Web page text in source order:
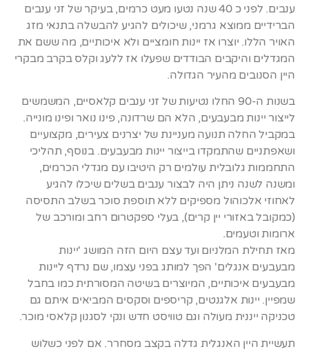
ענבים. לפני כ 40 שנה נטעו מעט כרמים, בעיקר של זני ענבים
הברידיים ממוצא גרמני, שיכולים להגיע להבשלה בתנאי מזג
האויר הללו. יוצרו אז יינות חומציים ולא איכותיים, מה ששם את
המגדלים והיקבים הבודדים שפעלו אז ללעג וקלס בקרב מבקרי
היין הסנובים מהעיר הגדולה.
בשנות ה-90 החלו נטיעות של זני ענבים קלאסיים, המשמשים
לייצור יינות מבעבעים, הלא הם שרדונה, פינו נואר ופינו מונייה.
במקביל החלה תנועה מעניינת של יצרנים צעירים, מקצועיים
ושאפתניים שהתמקדו בייצור יינות מבעבעים. בנוסף, תהליכי
התחממות גלובלית עולמים רק היטיבו עם מגדלי הכרמים,
ומשנה לשנה ניתן היה לבצור ענבים בשלים שיכלו להגיע
לאחוזי אלכוהול מספיקים ללא תוספת סוכר בשלב התסיסה
(כמקובל באזורי יין קרים), בעלי ספקטרום רחב ומורכב של
ארומות וטעמים.
מאז תחילת המלניום ועד עצם היום הזה המושג 'יינות
מבעבעים אנגלים' הפך למותג בפני עצמו, שם נרדף ליינות
מבעבעים איכותיים, המיוצרים בשיטה המסורתית כמו בחבל
שמפיין. יינות אלגנטים, קריספים וסקסים המביאים איתם גם
טכניקה ייננית מעולה וגם טוויסט חדש ונקי לסגנון קלאסי מוכר.
תעשיית היין האנגלית גדלה בקצב מסחרר. אם לפני כשלוש